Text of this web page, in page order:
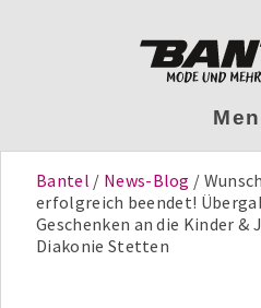
Bantel News-Blog
erfolgreich beendet!
Geschenken an die Kinder &
Diakonie Stetten